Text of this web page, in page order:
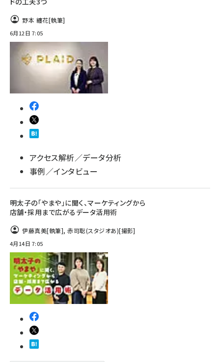
野本 纏花[執筆]
6月12日 7:05
アクセス解析／データ分析
事例／インタビュー
明太子の「やまや」に聞く、マーケティングから
店舗・採用まで広がるデータ活用術
伊藤真美[執筆],赤司聡(スタジオあ)[撮影]
4月14日 7:05